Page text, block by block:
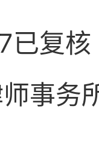
已复核
事务